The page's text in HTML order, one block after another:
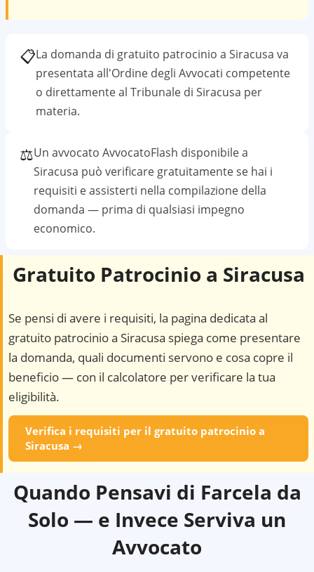
📋La domanda di gratuito patrocinio a Siracusa va
presentata all'Ordine degli Avvocati competente
o direttamente al Tribunale di Siracusa per
materia.
⚖️Un avvocato AvvocatoFlash disponibile a
Siracusa può verificare gratuitamente se hai i
requisiti e assisterti nella compilazione della
domanda — prima di qualsiasi impegno
economico.
Gratuito Patrocinio a Siracusa
Se pensi di avere i requisiti, la pagina dedicata al
gratuito patrocinio a Siracusa spiega come presentare
la domanda, quali documenti servono e cosa copre il
beneficio — con il calcolatore per verificare la tua
eligibilità.
Verifica i requisiti per il gratuito patrocinio a
Siracusa →
Quando Pensavi di Farcela da
Solo — e Invece Serviva un
Avvocato